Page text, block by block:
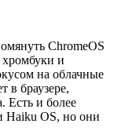
ChromeOS
хромбуки и
на облачные
в браузере,
Есть и более
Haiku OS, но они